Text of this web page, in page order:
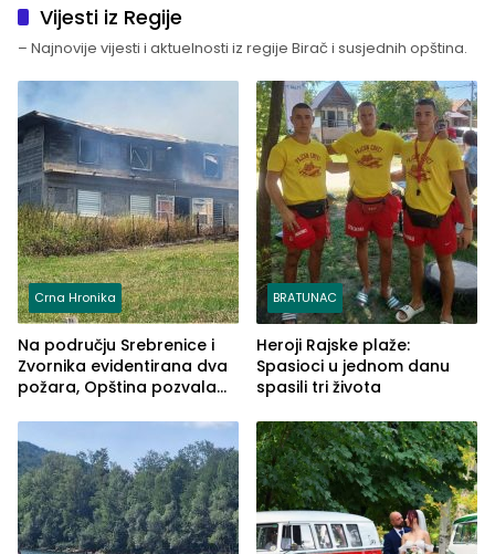
Vijesti iz Regije
– Najnovije vijesti i aktuelnosti iz regije Birač i susjednih opština.
Crna Hronika
Na području Srebrenice i
Zvornika evidentirana dva
požara, Opština pozvala
BRATUNAC
Heroji Rajske plaže:
Spasioci u jednom danu
spasili tri života